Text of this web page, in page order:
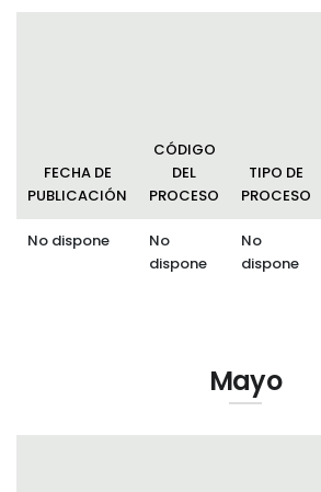
FECHA DE
PUBLICACIÓN
CÓDIGO
DEL
PROCESO
TIPO DE
PROCESO
No dispone
No
dispone
No
dispone
Mayo